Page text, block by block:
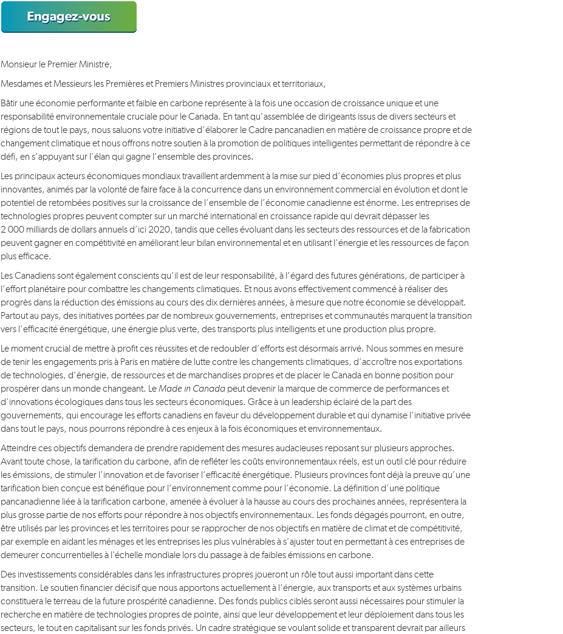
Monsieur le Premier Ministre,
Mesdames et Messieurs les Premières et Premiers Ministres provinciaux et territoriaux,
Bâtir une économie performante et faible en carbone représente à la fois une occasion de croissance unique et une
responsabilité environnementale cruciale pour le Canada. En tant qu’assemblée de dirigeants issus de divers secteurs et
régions de tout le pays, nous saluons votre initiative d’élaborer le Cadre pancanadien en matière de croissance propre et de
changement climatique et nous offrons notre soutien à la promotion de politiques intelligentes permettant de répondre à ce
défi, en s’appuyant sur l’élan qui gagne l’ensemble des provinces.
Les principaux acteurs économiques mondiaux travaillent ardemment à la mise sur pied d’économies plus propres et plus
innovantes, animés par la volonté de faire face à la concurrence dans un environnement commercial en évolution et dont le
potentiel de retombées positives sur la croissance de l’ensemble de l’économie canadienne est énorme. Les entreprises de
technologies propres peuvent compter sur un marché international en croissance rapide qui devrait dépasser les
2 000 milliards de dollars annuels d’ici 2020, tandis que celles évoluant dans les secteurs des ressources et de la fabrication
peuvent gagner en compétitivité en améliorant leur bilan environnemental et en utilisant l’énergie et les ressources de façon
plus efficace.
Les Canadiens sont également conscients qu’il est de leur responsabilité, à l’égard des futures générations, de participer à
l’effort planétaire pour combattre les changements climatiques. Et nous avons effectivement commencé à réaliser des
progrès dans la réduction des émissions au cours des dix dernières années, à mesure que notre économie se développait.
Partout au pays, des initiatives portées par de nombreux gouvernements, entreprises et communautés marquent la transition
vers l’efficacité énergétique, une énergie plus verte, des transports plus intelligents et une production plus propre.
Le moment crucial de mettre à profit ces réussites et de redoubler d’efforts est désormais arrivé. Nous sommes en mesure
de tenir les engagements pris à Paris en matière de lutte contre les changements climatiques, d’accroître nos exportations
de technologies, d’énergie, de ressources et de marchandises propres et de placer le Canada en bonne position pour
prospérer dans un monde changeant. LeMade in Canada peut devenir la marque de commerce de performances et
d’innovations écologiques dans tous les secteurs économiques. Grâce à un leadership éclairé de la part des
gouvernements, qui encourage les efforts canadiens en faveur du développement durable et qui dynamise l’initiative privée
dans tout le pays, nous pourrons répondre à ces enjeux à la fois économiques et environnementaux.
Atteindre ces objectifs demandera de prendre rapidement des mesures audacieuses reposant sur plusieurs approches.
Avant toute chose, la tarification du carbone, afin de refléter les coûts environnementaux réels, est un outil clé pour réduire
les émissions, de stimuler l’innovation et de favoriser l’efficacité énergétique. Plusieurs provinces font déjà la preuve qu’une
tarification bien conçue est bénéfique pour l’environnement comme pour l’économie. La définition d’une politique
pancanadienne liée à la tarification carbone, amenée à évoluer à la hausse au cours des prochaines années, représentera la
plus grosse partie de nos efforts pour répondre à nos objectifs environnementaux. Les fonds dégagés pourront, en outre,
être utilisés par les provinces et les territoires pour se rapprocher de nos objectifs en matière de climat et de compétitivité,
par exemple en aidant les ménages et les entreprises les plus vulnérables à s’ajuster tout en permettant à ces entreprises de
demeurer concurrentielles à l'échelle mondiale lors du passage à de faibles émissions en carbone.
Des investissements considérables dans les infrastructures propres joueront un rôle tout aussi important dans cette
transition. Le soutien financier décisif que nous apportons actuellement à l’énergie, aux transports et aux systèmes urbains
constituera le terreau de la future prospérité canadienne. Des fonds publics ciblés seront aussi nécessaires pour stimuler la
recherche en matière de technologies propres de pointe, ainsi que leur développement et leur déploiement dans tous les
secteurs, le tout en capitalisant sur les fonds privés. Un cadre stratégique se voulant solide et transparent devrait par ailleurs